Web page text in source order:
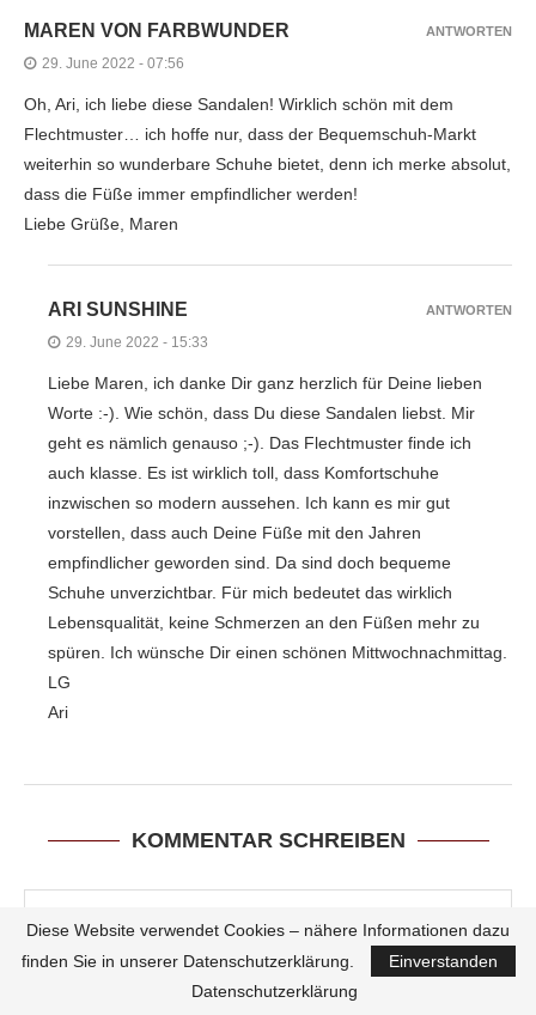
MAREN VON FARBWUNDER
29. June 2022 - 07:56
Oh, Ari, ich liebe diese Sandalen! Wirklich schön mit dem
Flechtmuster… ich hoffe nur, dass der Bequemschuh-Markt
weiterhin so wunderbare Schuhe bietet, denn ich merke absolut,
dass die Füße immer empfindlicher werden!
Liebe Grüße, Maren
ANTWORTEN
ARI SUNSHINE
29. June 2022 - 15:33
Liebe Maren, ich danke Dir ganz herzlich für Deine lieben
Worte :-). Wie schön, dass Du diese Sandalen liebst. Mir
geht es nämlich genauso ;-). Das Flechtmuster finde ich
auch klasse. Es ist wirklich toll, dass Komfortschuhe
inzwischen so modern aussehen. Ich kann es mir gut
vorstellen, dass auch Deine Füße mit den Jahren
empfindlicher geworden sind. Da sind doch bequeme
Schuhe unverzichtbar. Für mich bedeutet das wirklich
Lebensqualität, keine Schmerzen an den Füßen mehr zu
spüren. Ich wünsche Dir einen schönen Mittwochnachmittag.
LG
Ari
ANTWORTEN
KOMMENTAR SCHREIBEN
Diese Website verwendet Cookies – nähere Informationen dazu
finden Sie in unserer Datenschutzerklärung.
Einverstanden
Datenschutzerklärung